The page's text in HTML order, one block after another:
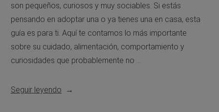
son pequeños, curiosos y muy sociables. Si estás
pensando en adoptar una o ya tienes una en casa, esta
guía es para ti. Aquí te contamos lo más importante
sobre su cuidado, alimentación, comportamiento y
curiosidades que probablemente no …
Seguir leyendo